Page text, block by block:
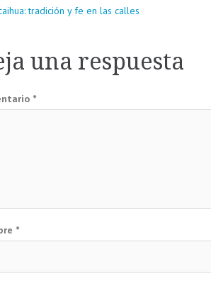
tradición y fe en las calles
una respuesta
*
*